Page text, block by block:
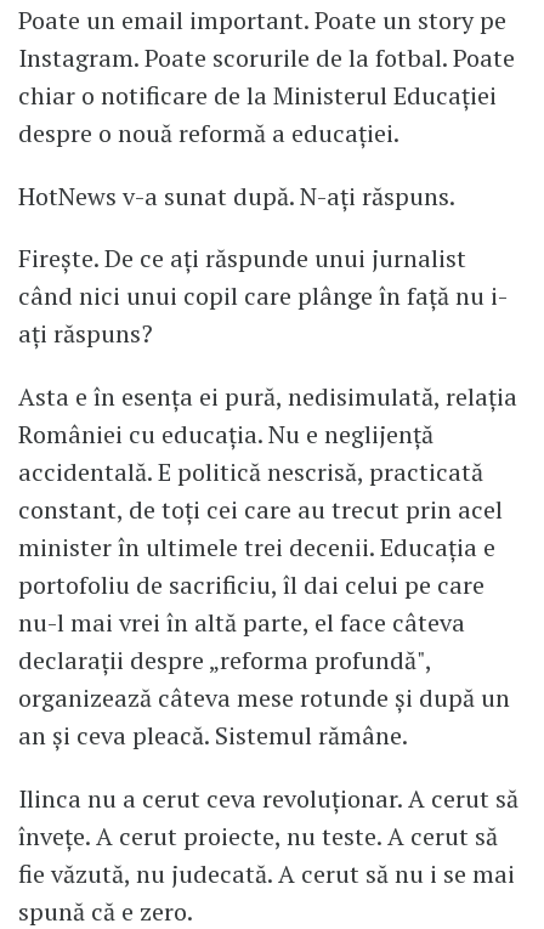
Poate un email important. Poate un story pe
Instagram. Poate scorurile de la fotbal. Poate
chiar o notificare de la Ministerul Educației
despre o nouă reformă a educației.
HotNews v-a sunat după. N-ați răspuns.
Firește. De ce ați răspunde unui jurnalist
când nici unui copil care plânge în față nu i-
ați răspuns?
Asta e în esența ei pură, nedisimulată, relația
României cu educația. Nu e neglijență
accidentală. E politică nescrisă, practicată
constant, de toți cei care au trecut prin acel
minister în ultimele trei decenii. Educația e
portofoliu de sacrificiu, îl dai celui pe care
nu-l mai vrei în altă parte, el face câteva
declarații despre „reforma profundă",
organizează câteva mese rotunde și după un
an și ceva pleacă. Sistemul rămâne.
Ilinca nu a cerut ceva revoluționar. A cerut să
învețe. A cerut proiecte, nu teste. A cerut să
fie văzută, nu judecată. A cerut să nu i se mai
spună că e zero.